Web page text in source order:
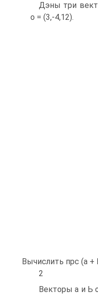
Дэны три
о = (3,-4,12).
Вычислить прс (а +
2
Векторы а и Ь